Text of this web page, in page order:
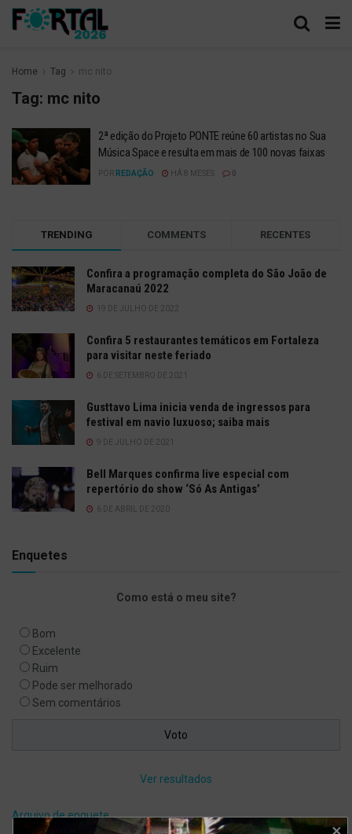
Home Tag mc nito
Tag: mc nito
2ª edição do Projeto PONTE reúne 60 artistas no Sua
Música Space e resulta em mais de 100 novas faixas
POR REDAÇÃO HÁ 8 MESES
TRENDING COMMENTS RECENTES
Confira a programação completa do São João de
Maracanaú 2022
19 DE JULHO DE 2022
Confira 5 restaurantes temáticos em Fortaleza
para visitar neste feriado
6 DE SETEMBRO DE 2021
Gusttavo Lima inicia venda de ingressos para
festival em navio luxuoso; saiba mais
9 DE JULHO DE 2021
Bell Marques confirma live especial com
repertório do show ‘Só As Antigas’
6 DE ABRIL DE 2020
Enquetes
Como está o meu site?
Bom
Excelente
Ruim
Pode ser melhorado
Sem comentários
Ver resultados
Arquivo de enquete